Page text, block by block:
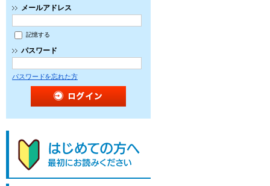
メールアドレス
記憶する
パスワード
パスワードを忘れた方